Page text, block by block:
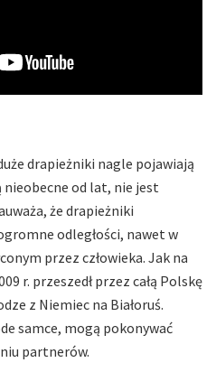
drapieżniki nagle pojawiają
nieobecne od lat, nie jest
że drapieżniki
odległości, nawet w
przez człowieka. Jak na
r. przeszedł przez całą Polskę
z Niemiec na Białoruś.
samce, mogą pokonywać
partnerów.